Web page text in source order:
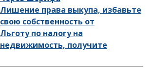
Лишение права выкупа, избавьте
свою собственность от
Льготу по налогу на
недвижимость, получите